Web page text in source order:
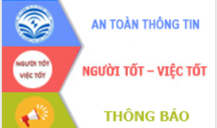
Phó Chủ tịch UBND tỉnh Đắk Lắk
Trương Công Thái kiểm tra thực địa
Dự án cao tốc Khánh Hòa - Buôn Ma
Thuột
Định vị cà phê Việt Nam như một “di
sản sống” trong dòng chảy toàn cầu
Xây dựng nông thôn mới: Nâng cao đời
sống người dân từ những mô hình thiết
thực
Quyết liệt tháo gỡ vướng mắc, đẩy
nhanh tiến độ các dự án trọng điểm
trong Khu kinh tế Nam Phú Yên